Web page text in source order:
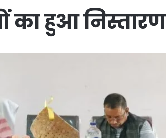
का हुआ निस्तारण